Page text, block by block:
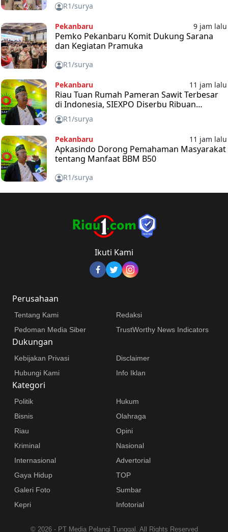
R1/surya
Pekanbaru 9 jam lalu
Pemko Pekanbaru Komit Dukung Sarana
dan Kegiatan Pramuka
R1/surya
Pekanbaru 11 jam lalu
Riau Tuan Rumah Pameran Sawit Terbesar
di Indonesia, SIEXPO Diserbu Ribuan
Pengunjung
R1/surya
Pekanbaru 11 jam lalu
Apkasindo Dorong Pemahaman Masyarakat
tentang Manfaat BBM B50
R1/surya
Ikuti Kami
Perusahaan
Tentang Kami
Redaksi
Pedoman Media Siber
TrustWorthy News Indicators
Dukungan
Kebijakan Privasi
Disclaimer
Hubungi Kami
Info Iklan
Kategori
Politik
Hukum
Bisnis
Olahraga
Riau
Opini
Kriminal
Nasional
Internasional
Advertorial
Gaya Hidup
TOP
Galeri Foto
Sumbar
Kepri
Infotorial
© 2026 - PT Media Pelangi Tunggal. All Rights Reserved